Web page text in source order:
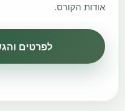
אודות הקורס.
לפרטים